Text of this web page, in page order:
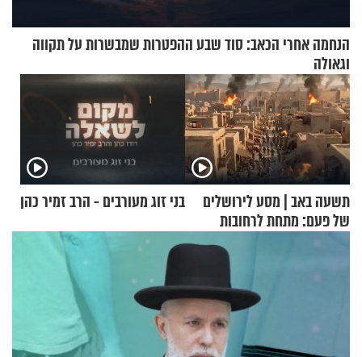
הנחמה אחרי הכאב: סוד שבע ההפטרות שמבשרות על תקווה
וגאולה
תשעה באב | מסע לירושלים
של פעם: מתחת לרחובות
ירושלים
בני זוג מעורבים - הרב זמיר כהן